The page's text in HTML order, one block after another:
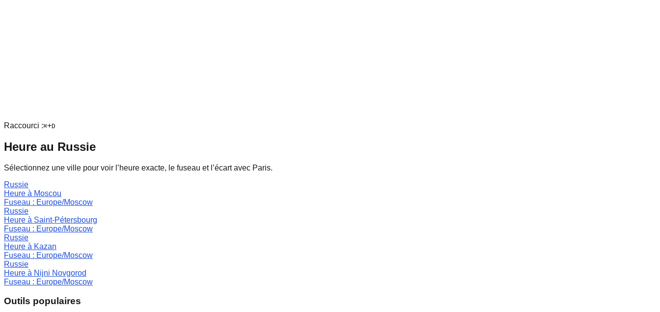
Raccourci :⌘+D
Heure au Russie
Sélectionnez une ville pour voir l’heure exacte, le fuseau et l’écart avec Paris.
Russie
Heure à Moscou
Fuseau : Europe/Moscow
Russie
Heure à Saint‑Pétersbourg
Fuseau : Europe/Moscow
Russie
Heure à Kazan
Fuseau : Europe/Moscow
Russie
Heure à Nijni Novgorod
Fuseau : Europe/Moscow
Outils populaires